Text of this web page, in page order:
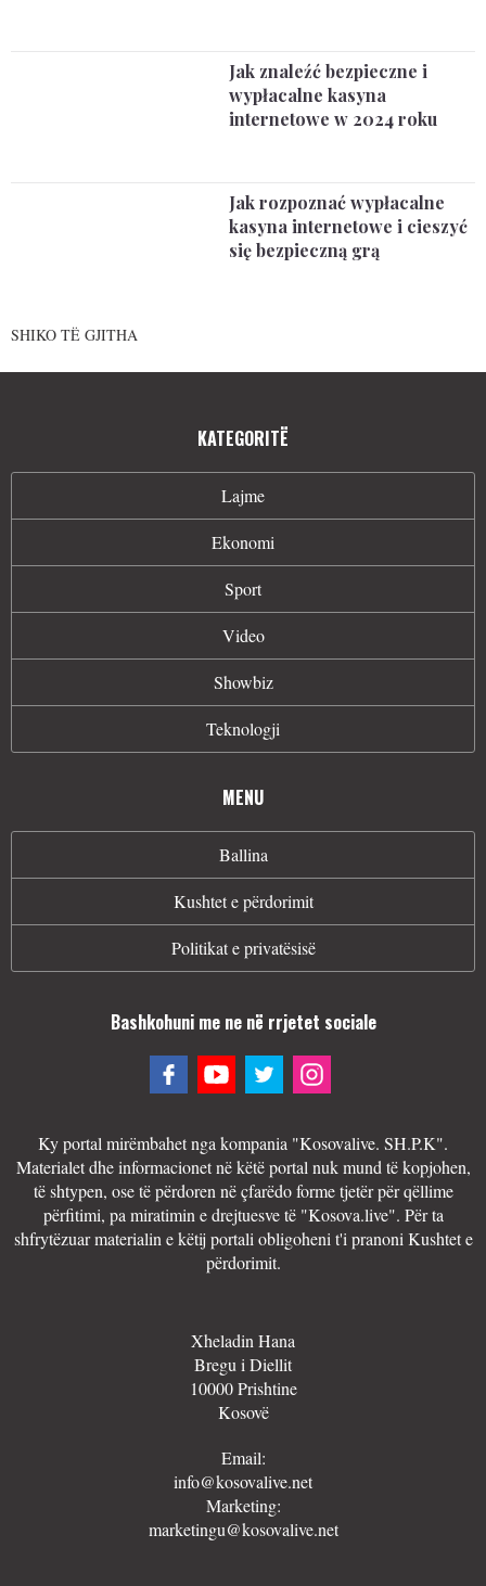
Jak znaleźć bezpieczne i
wypłacalne kasyna
internetowe w 2024 roku
Jak rozpoznać wypłacalne
kasyna internetowe i cieszyć
się bezpieczną grą
SHIKO TË GJITHA
KATEGORITË
Lajme
Ekonomi
Sport
Video
Showbiz
Teknologji
MENU
Ballina
Kushtet e përdorimit
Politikat e privatësisë
Bashkohuni me ne në rrjetet sociale
Ky portal mirëmbahet nga kompania "Kosovalive. SH.P.K".
Materialet dhe informacionet në këtë portal nuk mund të kopjohen,
të shtypen, ose të përdoren në çfarëdo forme tjetër për qëllime
përfitimi, pa miratimin e drejtuesve të "Kosova.live". Për ta
shfrytëzuar materialin e këtij portali obligoheni t'i pranoni Kushtet e
përdorimit.
Xheladin Hana
Bregu i Diellit
10000 Prishtine
Kosovë
Email:
info@kosovalive.net
Marketing:
marketingu@kosovalive.net